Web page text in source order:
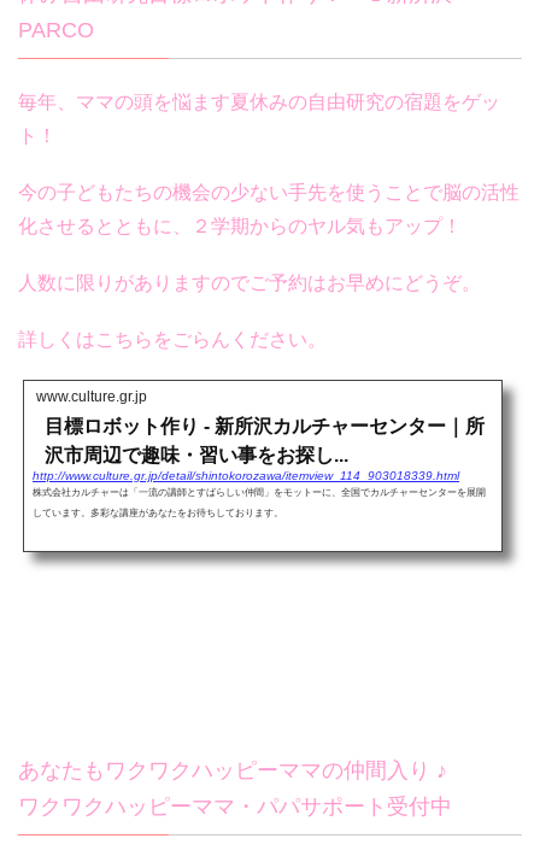
PARCO
毎年、ママの頭を悩ます夏休みの自由研究の宿題をゲッ
ト！
今の子どもたちの機会の少ない手先を使うことで脳の活性
化させるとともに、２学期からのヤル気もアップ！
人数に限りがありますのでご予約はお早めにどうぞ。
詳しくはこちらをごらんください。
www.culture.gr.jp
目標ロボット作り - 新所沢カルチャーセンター｜所
沢市周辺で趣味・習い事をお探し...
http://www.culture.gr.jp/detail/shintokorozawa/itemview_114_903018339.html
株式会社カルチャーは「一流の講師とすばらしい仲間」をモットーに、全国でカルチャーセンターを展開
しています。多彩な講座があなたをお待ちしております。
あなたもワクワクハッピーママの仲間入り ♪
ワクワクハッピーママ・パパサポート受付中